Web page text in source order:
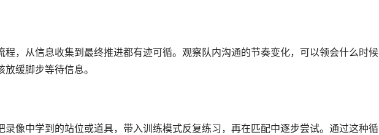
程，从信息收集到最终推进都有迹可循。观察队内沟通的节奏变化，可以领会什么时候
缓脚步等待信息。
录像中学到的站位或道具，带入训练模式反复练习，再在匹配中逐步尝试。通过这种循